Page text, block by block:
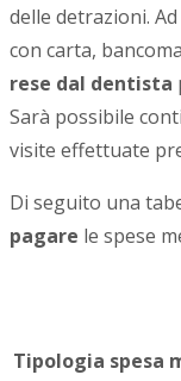
delle detrazioni.
con carta,
rese dal dentista
Sarà possibile
visite effettuate
Di seguito una
pagare le spese
Tipologia spesa